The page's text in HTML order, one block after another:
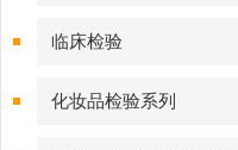
临床检验
化妆品检验系列